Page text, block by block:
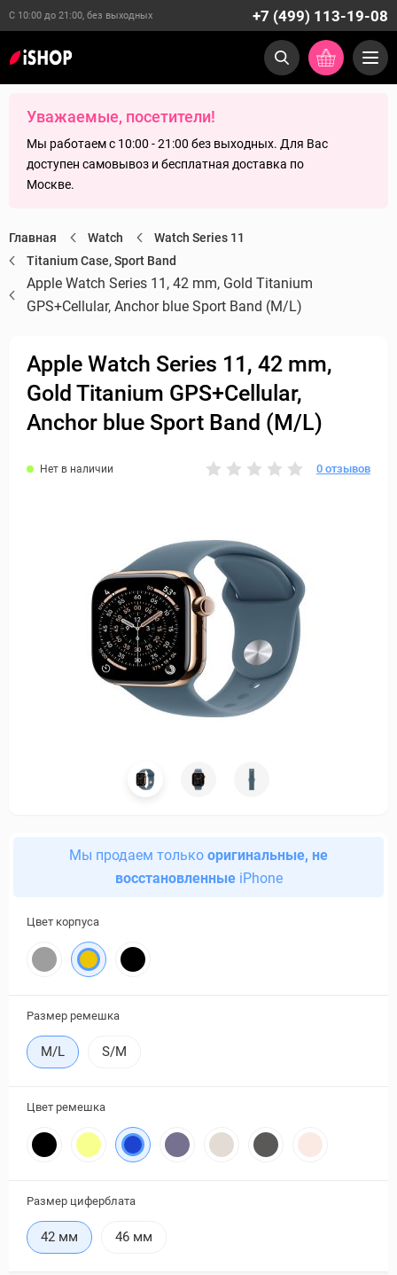
С 10:00 до 21:00, без выходных +7 (499) 113-19-08
Уважаемые, посетители!
Мы работаем с 10:00 - 21:00 без выходных. Для Вас
доступен самовывоз и бесплатная доставка по
Москве.
Главная Watch
Watch Series 11
Titanium Case, Sport Band
Apple Watch Series 11, 42 mm, Gold Titanium
GPS+Cellular, Anchor blue Sport Band (M/L)
Apple Watch Series 11, 42 mm,
Gold Titanium GPS+Cellular,
Anchor blue Sport Band (M/L)
Нет в наличии 0 отзывов
Мы продаем только оригинальные, не
восстановленныеiPhone
Цвет корпуса
Размер ремешка
M/L S/M
Цвет ремешка
Размер циферблата
42 мм 46 мм